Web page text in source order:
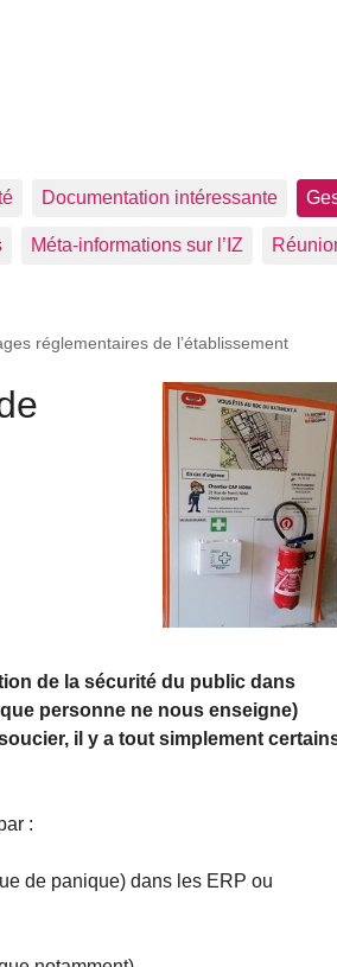
Documentation intéressante
Méta-informations sur l’IZ
réglementaires de l’établissement
de la sécurité du public dans
personne ne nous enseigne)
il y a tout simplement
:
de panique) dans les ERP ou